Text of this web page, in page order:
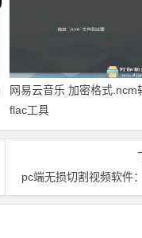
网易云音乐 加密格式.ncm
flac工具
pc端无损切割视频软件：